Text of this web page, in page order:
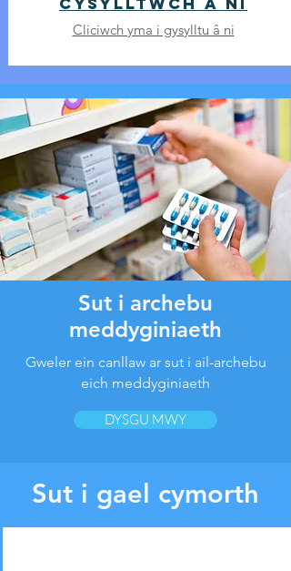
Cliciwch yma i gysylltu â ni
Sut i archebu
meddyginiaeth
Gweler ein canllaw ar sut i ail-archebu
eich meddyginiaeth
DYSGU MWY
Sut i gael cymorth